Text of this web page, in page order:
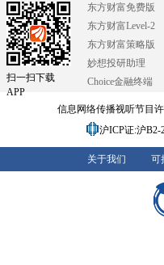
扫一扫下载
APP
东方财富免费版
东方财富Level-2
东方财富策略版
妙想投研助理
Choice金融终端
信息网络传播视听节目
沪ICP证:沪B2-
关于我们 可